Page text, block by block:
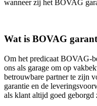
wanneer zij het BOVAG
Wat is BOVAG
Om het predicaat BOVAG-
ons als garage om op
betrouwbare partner te zijn
garantie en de
als klant altijd goed geborgd